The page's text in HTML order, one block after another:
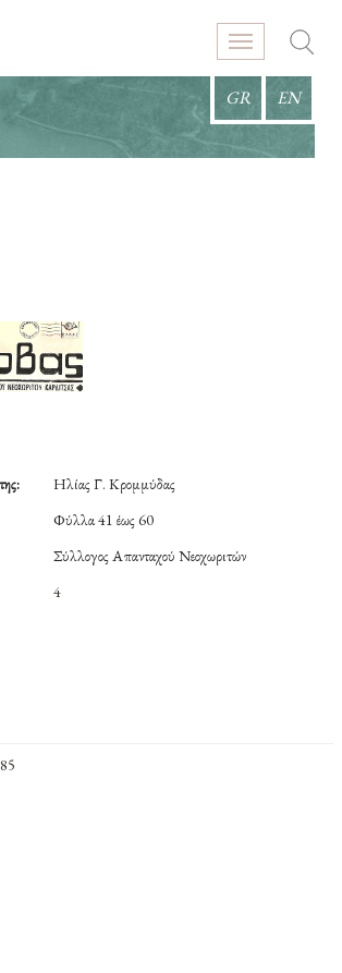
GR EN
Ηλίας Γ. Κρομμύδας
Φύλλα 41 έως 60
Σύλλογος Απανταχού Νεοχωριτών
4